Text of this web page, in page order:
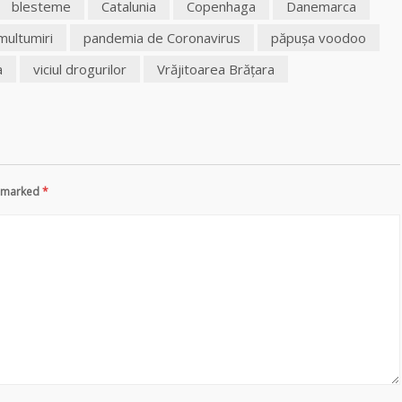
blesteme Catalunia Copenhaga
Danemarca
pandemia de Coronavirus
păpuşa voodoo
viciul drogurilor Vrăjitoarea Brăţara
*